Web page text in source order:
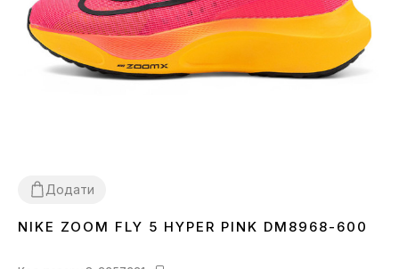
Додати
4041 42434445
NIKE ZOOM FLY 5 HYPER PINK DM8968-600